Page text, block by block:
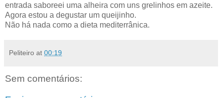
entrada saboreei uma alheira com uns grelinhos em azeite.
Agora estou a degustar um queijinho.
Não há nada como a dieta mediterrânica.
Peliteiro at 00:19
Sem comentários: